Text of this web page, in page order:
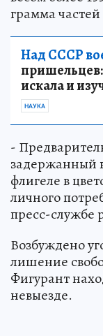
грамма
Над СССР
пришельцев:
искала и
НАУКА
-
задержанный
флигеле в
личного
пресс-службе
Возбуждено
лишение
Фигурант
невыезде.